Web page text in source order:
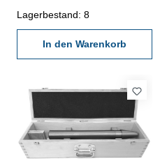
Lagerbestand: 8
In den Warenkorb